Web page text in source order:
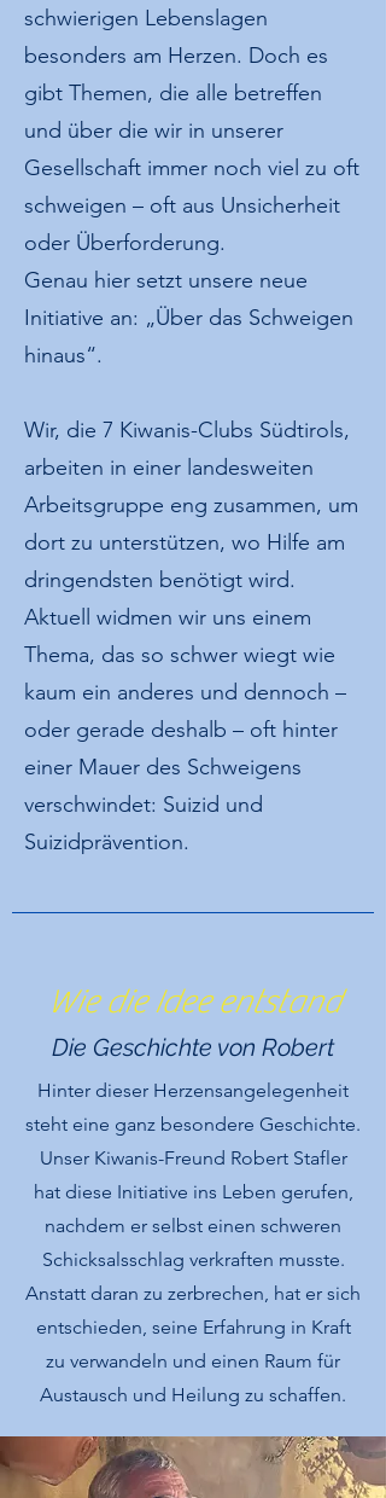
schwierigen Lebenslagen
besonders am Herzen. Doch es
gibt Themen, die alle betreffen
und über die wir in unserer
Gesellschaft immer noch viel zu oft
schweigen – oft aus Unsicherheit
oder Überforderung.
Genau hier setzt unsere neue
Initiative an: „Über das Schweigen
hinaus“.
Wir, die 7 Kiwanis-Clubs Südtirols,
arbeiten in einer landesweiten
Arbeitsgruppe eng zusammen, um
dort zu unterstützen, wo Hilfe am
dringendsten benötigt wird.
Aktuell widmen wir uns einem
Thema, das so schwer wiegt wie
kaum ein anderes und dennoch –
oder gerade deshalb – oft hinter
einer Mauer des Schweigens
verschwindet: Suizid und
Suizidprävention.
Wie die Idee entstand
Die Geschichte von Robert
Hinter dieser Herzensangelegenheit
steht eine ganz besondere Geschichte.
Unser Kiwanis-Freund Robert Stafler
hat diese Initiative ins Leben gerufen,
nachdem er selbst einen schweren
Schicksalsschlag verkraften musste.
Anstatt daran zu zerbrechen, hat er sich
entschieden, seine Erfahrung in Kraft
zu verwandeln und einen Raum für
Austausch und Heilung zu schaffen.